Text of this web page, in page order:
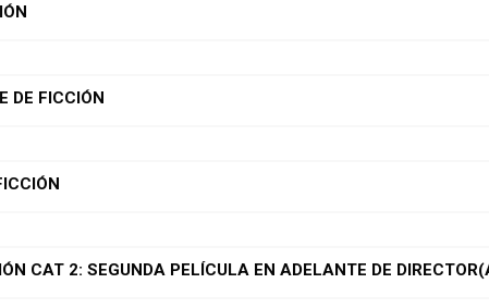
DE FICCIÓN
CAT 2: SEGUNDA PELÍCULA EN ADELANTE DE